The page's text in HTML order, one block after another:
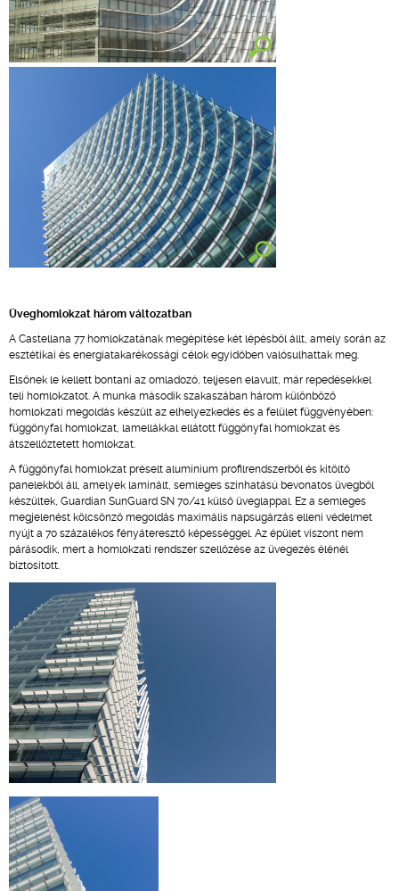
Üveghomlokzat három változatban
A Castellana 77 homlokzatának megépítése két lépésből állt, amely során az
esztétikai és energiatakarékossági célok egyidőben valósulhattak meg.
Elsőnek le kellett bontani az omladozó, teljesen elavult, már repedésekkel
teli homlokzatot. A munka második szakaszában három különböző
homlokzati megoldás készült az elhelyezkedés és a felület függvényében:
függönyfal homlokzat, lamellákkal ellátott függönyfal homlokzat és
átszellőztetett homlokzat.
A függönyfal homlokzat préselt alumínium profilrendszerből és kitöltő
panelekből áll, amelyek laminált, semleges színhatású bevonatos üvegből
készültek, Guardian SunGuard SN 70/41 külső üveglappal. Ez a semleges
megjelenést kölcsönző megoldás maximális napsugárzás elleni védelmet
nyújt a 70 százalékos fényáteresztő képességgel. Az épület viszont nem
párásodik, mert a homlokzati rendszer szellőzése az üvegezés élénél
biztosított.